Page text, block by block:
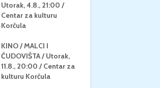
Utorak, 4.8., 21:00 /
Centar za kulturu
Korčula
KINO / MALCI I
ČUDOVIŠTA / Utorak,
11.8., 20:00 / Centar za
kulturu Korčula